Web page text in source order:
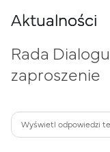
Aktualności
Rada
zaproszenie